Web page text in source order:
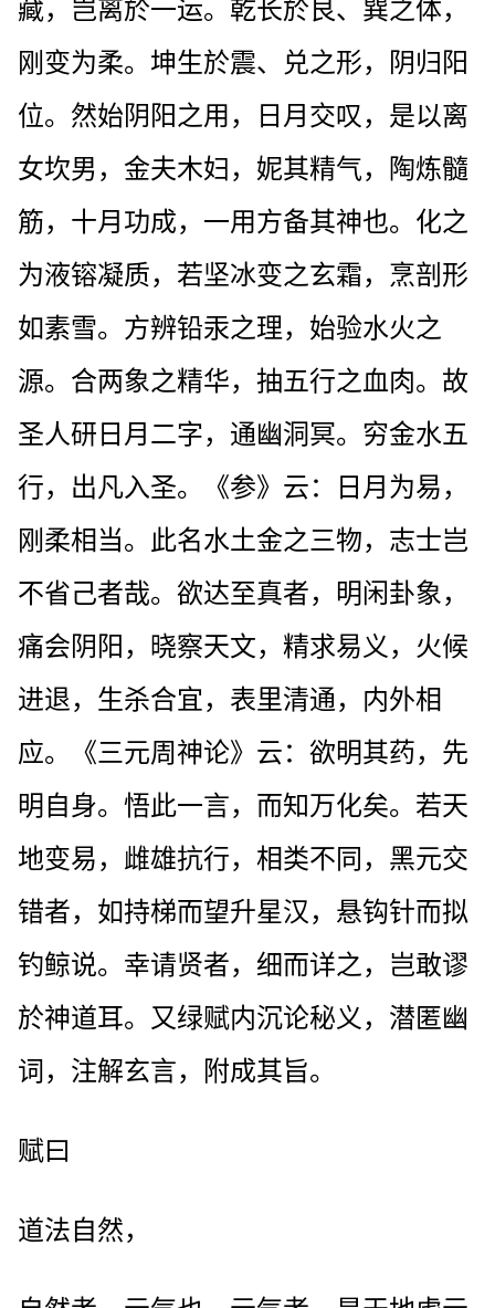
藏，岂离於一运。乾长於艮、巽之体，
刚变为柔。坤生於震、兑之形，阴归阳
位。然始阴阳之用，日月交叹，是以离
女坎男，金夫木妇，妮其精气，陶炼髓
筋，十月功成，一用方备其神也。化之
为液镕凝质，若坚冰变之玄霜，烹剖形
如素雪。方辨铅汞之理，始验水火之
源。合两象之精华，抽五行之血肉。故
圣人研日月二字，通幽洞冥。穷金水五
行，出凡入圣。《参》云：日月为易，
刚柔相当。此名水土金之三物，志士岂
不省己者哉。欲达至真者，明闲卦象，
痛会阴阳，晓察天文，精求易义，火候
进退，生杀合宜，表里清通，内外相
应。《三元周神论》云：欲明其药，先
明自身。悟此一言，而知万化矣。若天
地变易，雌雄抗行，相类不同，黑元交
错者，如持梯而望升星汉，悬钩针而拟
钓鲸说。幸请贤者，细而详之，岂敢谬
於神道耳。又绿赋内沉论秘义，潜匿幽
词，注解玄言，附成其旨。
赋曰
道法自然，